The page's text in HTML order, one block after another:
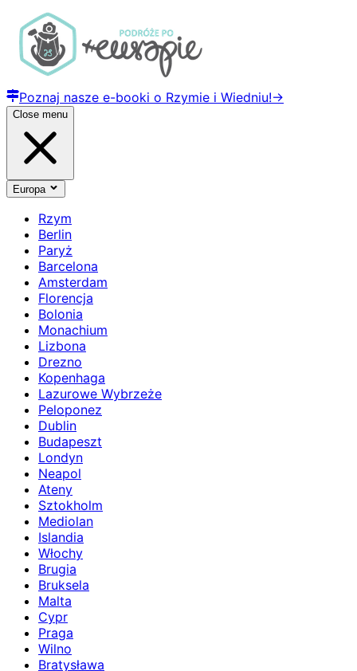
Poznaj nasze e-booki o Rzymie i Wiedniu!→
Close menu
Europa
Rzym
Berlin
Paryż
Barcelona
Amsterdam
Florencja
Bolonia
Monachium
Lizbona
Drezno
Kopenhaga
Lazurowe Wybrzeże
Peloponez
Dublin
Budapeszt
Londyn
Neapol
Ateny
Sztokholm
Mediolan
Islandia
Włochy
Brugia
Bruksela
Malta
Cypr
Praga
Wilno
Bratysława